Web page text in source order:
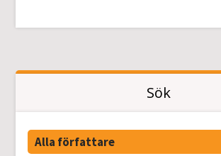
Sök
Alla författare